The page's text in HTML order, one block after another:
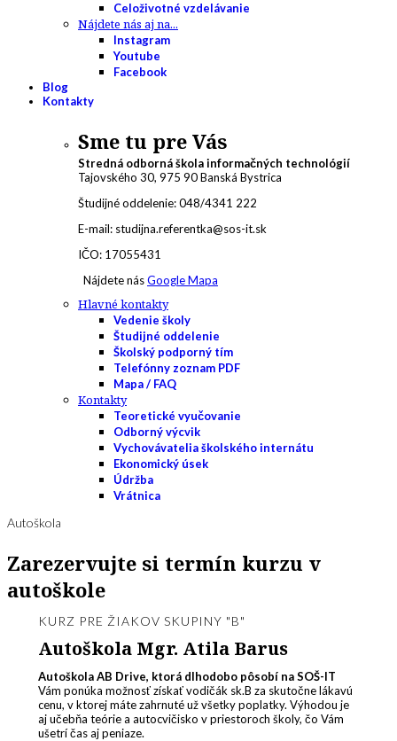
Celoživotné vzdelávanie
Nájdete nás aj na...
Instagram
Youtube
Facebook
Blog
Kontakty
Sme tu pre Vás
Stredná odborná škola informačných technológií
Tajovského 30, 975 90 Banská Bystrica
Študijné oddelenie: 048/4341 222
E-mail: studijna.referentka@sos-it.sk
IČO: 17055431
Nájdete násGoogle Mapa
Hlavné kontakty
Vedenie školy
Študijné oddelenie
Školský podporný tím
Telefónny zoznam PDF
Mapa / FAQ
Kontakty
Teoretické vyučovanie
Odborný výcvik
Vychovávatelia školského internátu
Ekonomický úsek
Údržba
Vrátnica
Autoškola
Zarezervujte si termín kurzu v
autoškole
KURZ PRE ŽIAKOV SKUPINY "B"
Autoškola Mgr. Atila Barus
Autoškola AB Drive, ktorá dlhodobo pôsobí na SOŠ-IT
Vám ponúka možnosť získať vodičák sk.B za skutočne lákavú
cenu, v ktorej máte zahrnuté už všetky poplatky. Výhodou je
aj učebňa teórie a autocvičisko v priestoroch školy, čo Vám
ušetrí čas aj peniaze.